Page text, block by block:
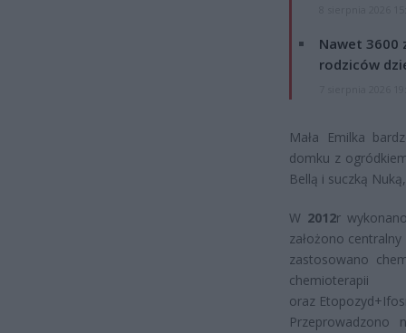
Nawet 3600
rodziców
Mała Emilka
domku z
Bellą i suczką
W 2012r
założono
zastosowano
chemioterapii
oraz
Przeprowadzono